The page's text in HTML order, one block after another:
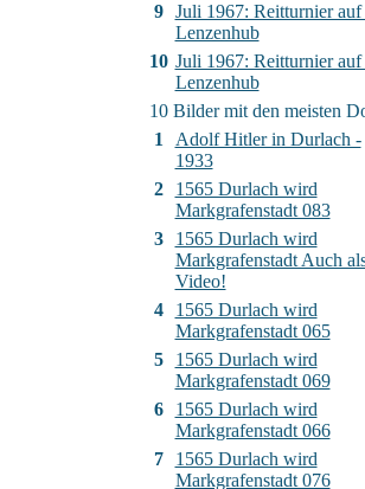
9
Juli 1967: Reitturnier auf
Lenzenhub
10 Juli 1967: Reitturnier auf
Lenzenhub
10 Bilder mit den meisten
1
Adolf Hitler in Durlach -
1933
2
1565 Durlach wird
Markgrafenstadt 083
3
1565 Durlach wird
Markgrafenstadt Auch
Video!
4
1565 Durlach wird
Markgrafenstadt 065
5
1565 Durlach wird
Markgrafenstadt 069
6
1565 Durlach wird
Markgrafenstadt 066
7
1565 Durlach wird
Markgrafenstadt 076